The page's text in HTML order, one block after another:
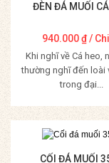
ĐÈN ĐÁ MUỐI
940.000₫/
Khi nghĩ về Cá heo,
thường nghĩ đến loài
trong đại...
Mua
CỐI ĐÁ MUỐI